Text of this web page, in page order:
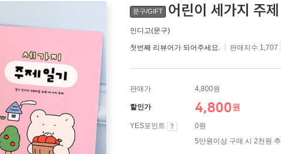
문구/GIFT 어린이 세가지 주
인디고(문구)
첫번째 리뷰어가 되어주세요. 판매지수 1,707
판매가 4,800원
할인가 4,800원
YES포인트
0원
5만원이상 구매 시 2천원